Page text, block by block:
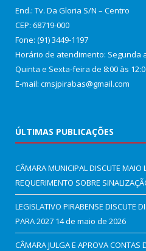
End.: Tv. Da Gloria S/N – Centro
CEP: 68719-000
Fone: (91) 3449-1197
Horário de atendimento: Segunda
Quinta e Sexta-feira de 8:00 às
E-mail: cmsjpirabas@gmail.com
ÚLTIMAS PUBLICAÇÕES
CÂMARA MUNICIPAL DISCUTE MAIO
REQUERIMENTO SOBRE
LEGISLATIVO PIRABENSE DISCUTE
PARA 2027 14 de maio de 2026
CÂMARA JULGA E APROVA CONTAS